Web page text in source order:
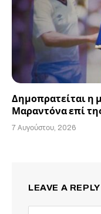
Δημοπρατείται η
Μαραντόνα επί
7 Αυγούστου, 2026
LEAVE A REPLY